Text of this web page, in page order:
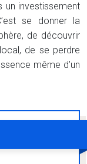
un investissement
se donner la
de découvrir
de se perdre
même d’un